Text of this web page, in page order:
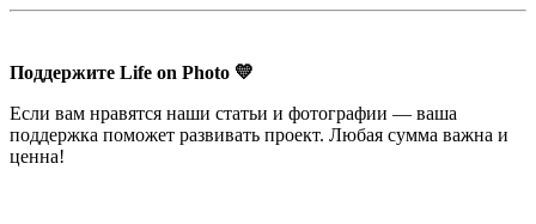
Поддержите Life on Photo 💛
Если вам нравятся наши статьи и фотографии — ваша
поддержка поможет развивать проект. Любая сумма важна и
ценна!